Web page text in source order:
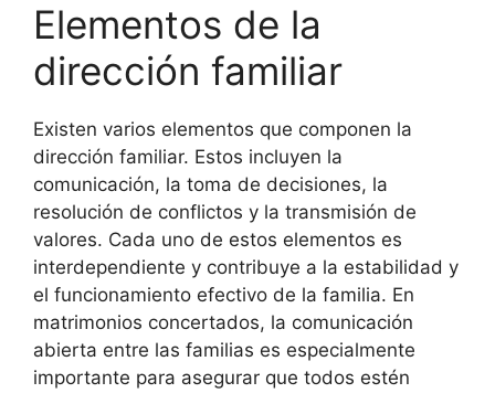
Elementos de la
dirección familiar
Existen varios elementos que componen la
dirección familiar. Estos incluyen la
comunicación, la toma de decisiones, la
resolución de conflictos y la transmisión de
valores. Cada uno de estos elementos es
interdependiente y contribuye a la estabilidad y
el funcionamiento efectivo de la familia. En
matrimonios concertados, la comunicación
abierta entre las familias es especialmente
importante para asegurar que todos estén